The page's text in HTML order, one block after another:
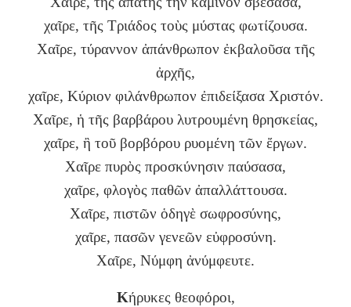
χαῖρε, τῆς Τριάδος τοὺς μύστας φωτίζουσα.
Χαῖρε, τύραννον ἀπάνθρωπον ἐκβαλοῦσα τῆς
ἀρχῆς,
χαῖρε, Κύριον φιλάνθρωπον ἐπιδείξασα Χριστόν.
Χαῖρε, ἡ τῆς βαρβάρου λυτρουμένη θρησκείας,
χαῖρε, ἢ τοῦ βορβόρου ρυομένη τῶν ἔργων.
Χαῖρε πυρὸς προσκύνησιν παύσασα,
χαῖρε, φλογὸς παθῶν ἀπαλλάττουσα.
Χαῖρε, πιστῶν ὁδηγὲ σωφροσύνης,
χαῖρε, πασῶν γενεῶν εὐφροσύνη.
Χαῖρε, Νύμφη ἀνύμφευτε.
Κήρυκες θεοφόροι,